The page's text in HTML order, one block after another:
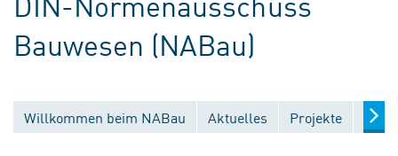
Bauwesen (NABau)
Willkommen beim NABau Aktuelles Projekte